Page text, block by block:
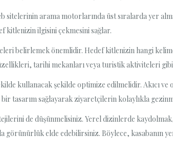
sitelerinin arama motorlarında üst sıralarda yer
kitlenizin ilgisini çekmesini sağlar.
belirlemek önemlidir. Hedef kitlenizin hangi
güzellikleri, tarihi mekanları veya turistik aktiviteleri
kullanacak şekilde optimize edilmelidir. Akıcı
tasarım sağlayarak ziyaretçilerin kolaylıkla
de düşünmelisiniz. Yerel dizinlerde
elde edebilirsiniz. Böylece, kasabanın